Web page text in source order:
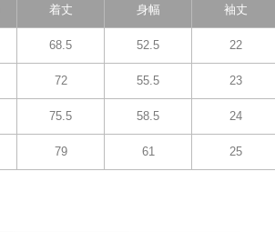
着丈 身幅 袖丈
68.5 52.5 22
72 55.5 23
75.5 58.5 24
79 61 25